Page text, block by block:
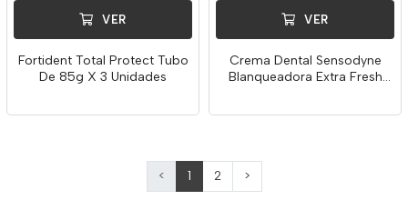
VER
Fortident Total Protect Tubo
De 85g X 3 Unidades
VER
Crema Dental Sensodyne
Blanqueadora Extra Fresh
< 1 2 >